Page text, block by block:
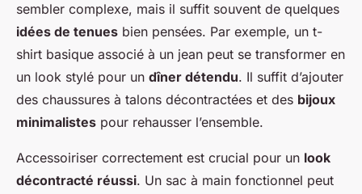
sembler complexe, mais il suffit souvent de quelques
idées de tenues bien pensées. Par exemple, un t-
shirt basique associé à un jean peut se transformer en
un look stylé pour un dîner détendu. Il suffit d’ajouter
des chaussures à talons décontractées et des bijoux
minimalistes pour rehausser l’ensemble.
Accessoiriser correctement est crucial pour un look
décontracté réussi. Un sac à main fonctionnel peut